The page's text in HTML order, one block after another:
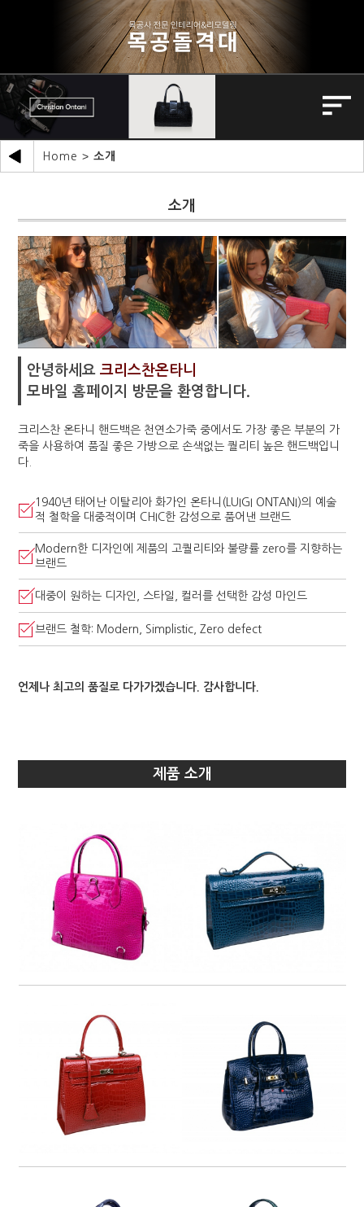
Home > 소개
소개
안녕하세요크리스찬온타니
모바일 홈페이지 방문을 환영합니다.
크리스찬 온타니 핸드백은 천연소가죽 중에서도 가장 좋은 부분의 가
죽을 사용하여 품질 좋은 가방으로 손색없는 퀄리티 높은 핸드백입니
다.
1940년 태어난 이탈리아 화가인 온타니(LUIGI ONTANI)의 예술
적 철학을 대중적이며 CHIC한 감성으로 품어낸 브랜드
Modern한 디자인에 제품의 고퀄리티와 불량률 zero를 지향하는
브랜드
대중이 원하는 디자인, 스타일, 컬러를 선택한 감성 마인드
브랜드 철학: Modern, Simplistic, Zero defect
언제나 최고의 품질로 다가가겠습니다. 감사합니다.
제품 소개